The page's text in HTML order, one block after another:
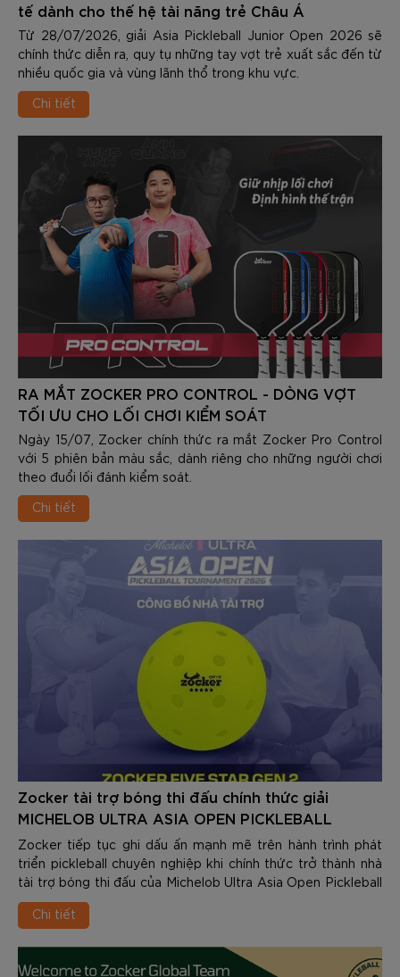
tế dành cho thế hệ tài năng trẻ Châu Á
Từ 28/07/2026, giải Asia Pickleball Junior Open 2026 sẽ
chính thức diễn ra, quy tụ những tay vợt trẻ xuất sắc đến từ
nhiều quốc gia và vùng lãnh thổ trong khu vực.
Chi tiết
RA MẮT ZOCKER PRO CONTROL - DÒNG VỢT
TỐI ƯU CHO LỐI CHƠI KIỂM SOÁT
Ngày 15/07, Zocker chính thức ra mắt Zocker Pro Control
với 5 phiên bản màu sắc, dành riêng cho những người chơi
theo đuổi lối đánh kiểm soát.
Chi tiết
Zocker tài trợ bóng thi đấu chính thức giải
MICHELOB ULTRA ASIA OPEN PICKLEBALL
TOURNAMENT 2026
Zocker tiếp tục ghi dấu ấn mạnh mẽ trên hành trình phát
triển pickleball chuyên nghiệp khi chính thức trở thành nhà
tài trợ bóng thi đấu của Michelob Ultra Asia Open Pickleball
Tournament 2026 – một trong những giải đấu pickleball quy
mô lớn và được mong chờ nhất trong năm.
Chi tiết